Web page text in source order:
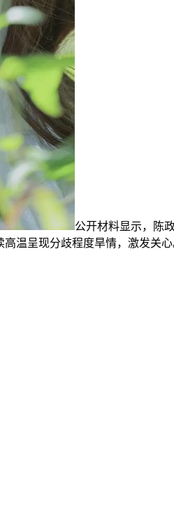
公开材料显示，陈
温呈现分歧程度旱情，激发关